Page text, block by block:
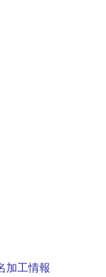
加工情報